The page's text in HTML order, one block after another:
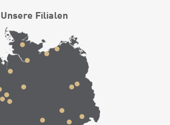
Unsere Filialen